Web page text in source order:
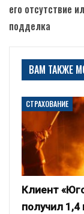
его отсутствие
подделка
ВАМ ТАКЖЕ
СТРАХОВАНИЕ
Клиент
получил 1,4